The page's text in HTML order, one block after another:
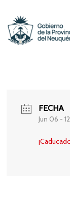
contenido
Formación
Neuquén
FECHA
Jun 06 -